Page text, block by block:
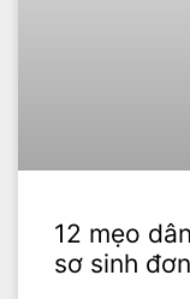
12 mẹo
sơ sinh